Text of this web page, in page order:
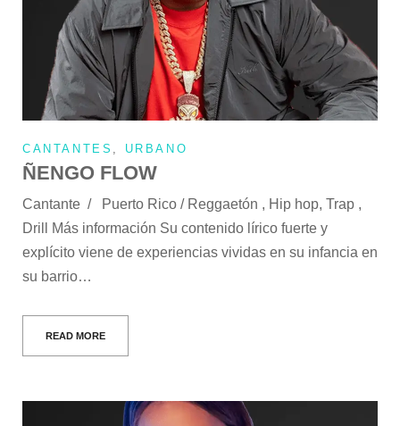
CANTANTES , URBANO
ÑENGO FLOW
Cantante / Puerto Rico / Reggaetón , Hip hop, Trap ,
Drill Más información Su contenido lírico fuerte y
explícito viene de experiencias vividas en su infancia en
su barrio…
READ MORE